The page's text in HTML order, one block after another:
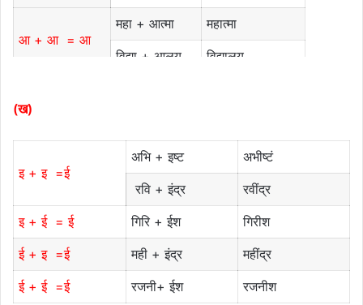
आ + आ = आ
महा + आत्मा
महात्मा
विद्या + आलय
विद्यालय
(ख)
इ + इ =ई
अभि + इष्ट
अभीष्टं
रवि + इंद्र
रवींद्र
इ + ई = ई
गिरि + ईश
गिरीश
ई + इ =ई
मही + इंद्र
महींद्र
ई + ई =ई
रजनी+ ईश रजनीश